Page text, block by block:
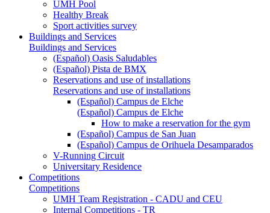
UMH Pool
Healthy Break
Sport activities survey
Buildings and Services
Buildings and Services
(Español) Oasis Saludables
(Español) Pista de BMX
Reservations and use of installations
Reservations and use of installations
(Español) Campus de Elche
(Español) Campus de Elche
How to make a reservation for the gym
(Español) Campus de San Juan
(Español) Campus de Orihuela Desamparados
V-Running Circuit
Universitary Residence
Competitions
Competitions
UMH Team Registration - CADU and CEU
Internal Competitions - TR